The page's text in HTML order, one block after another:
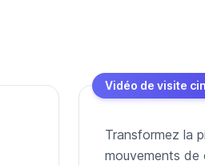
Vidéo de visite
Transformez la
mouvements